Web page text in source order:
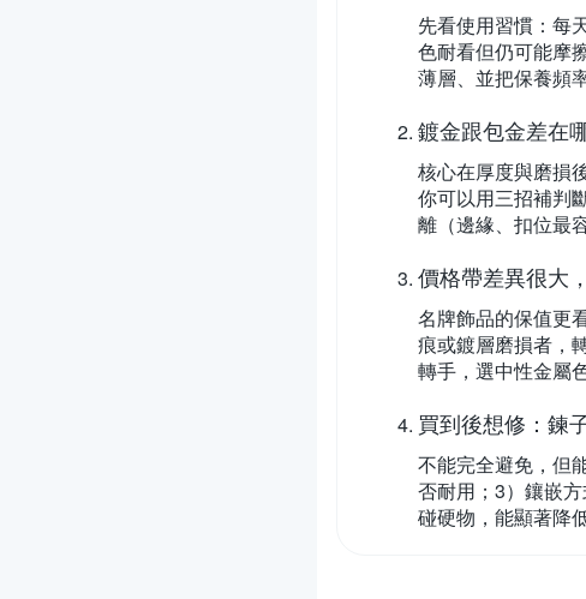
先看使用習慣：每
色耐看但仍可能摩
薄層、並把保養頻
鍍金跟包金差在
核心在厚度與磨損
你可以用三招補判
離（邊緣、扣位最
價格帶差異很大
名牌飾品的保值更
痕或鍍層磨損者，
轉手，選中性金屬
買到後想修：鍊
不能完全避免，但
否耐用；3）鑲嵌
碰硬物，能顯著降